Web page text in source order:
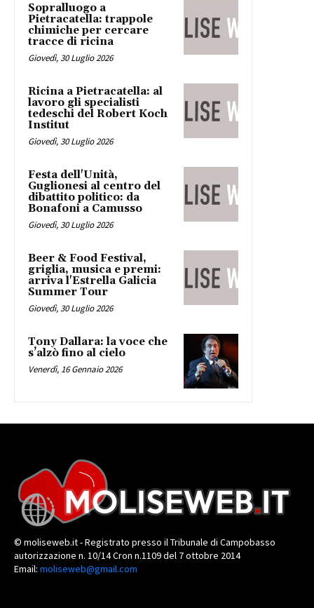
Sopralluogo a
Pietracatella: trappole
chimiche per cercare
tracce di ricina
Giovedì, 30 Luglio 2026
Ricina a Pietracatella: al
lavoro gli specialisti
tedeschi del Robert Koch
Institut
Giovedì, 30 Luglio 2026
Festa dell'Unità,
Guglionesi al centro del
dibattito politico: da
Bonafoni a Camusso
Giovedì, 30 Luglio 2026
Beer & Food Festival,
griglia, musica e premi:
arriva l'Estrella Galicia
Summer Tour
Giovedì, 30 Luglio 2026
Tony Dallara: la voce che
s’alzò fino al cielo
Venerdì, 16 Gennaio 2026
© moliseweb.it - Registrato presso il Tribunale di Campobasso
autorizzazione n. 10/14 Cron n.1109 del 7 ottobre 2014
Email: moliseweb@gmail.com